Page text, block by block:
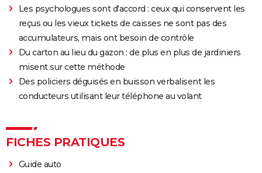
The Truman Show
Breakfast Club : synopsis, casting, streaming, avis...
Big Fish
Lost in Translation : synopsis, casting, bande-
Juno
Les psychologues sont d'accord : ceux qui conservent les
reçus ou les vieux tickets de caisses ne sont pas des
accumulateurs, mais ont besoin de contrôle
Du carton au lieu du gazon : de plus en plus de jardiniers
misent sur cette méthode
Des policiers déguisés en buisson verbalisent les
conducteurs utilisant leur téléphone au volant
FICHES PRATIQUES
Guide auto